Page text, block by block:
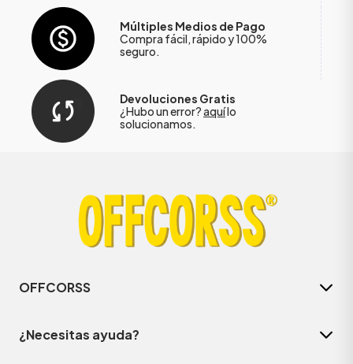
Múltiples Medios de Pago
Compra fácil, rápido y 100%
seguro.
Devoluciones Gratis
¿Hubo un error?aquílo
solucionamos.
OFFCORSS
¿Necesitas ayuda?